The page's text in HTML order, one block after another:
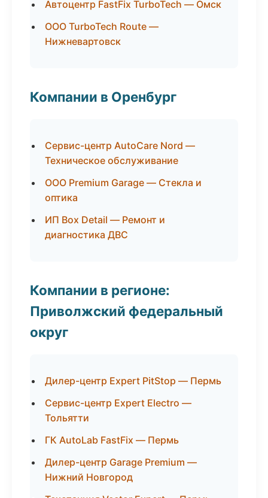
Автоцентр FastFix TurboTech — Омск
ООО TurboTech Route —
Нижневартовск
Компании в Оренбург
Сервис-центр AutoCare Nord —
Техническое обслуживание
ООО Premium Garage — Стекла и
оптика
ИП Box Detail — Ремонт и
диагностика ДВС
Компании в регионе:
Приволжский федеральный
округ
Дилер-центр Expert PitStop — Пермь
Сервис-центр Expert Electro —
Тольятти
ГК AutoLab FastFix — Пермь
Дилер-центр Garage Premium —
Нижний Новгород